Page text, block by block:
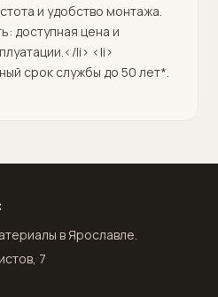
и удобство монтажа.
доступная цена и
li> <li>
срок службы до 50 лет*.
в Ярославле.
7